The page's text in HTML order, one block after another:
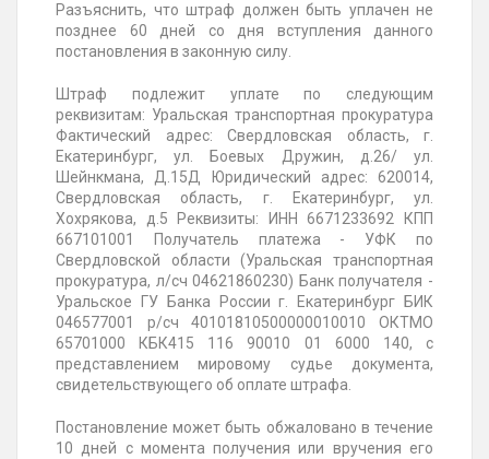
Разъяснить, что штраф должен быть уплачен не
позднее 60 дней со дня вступления данного
постановления в законную силу.
Штраф подлежит уплате по следующим
реквизитам: Уральская транспортная прокуратура
Фактический адрес: Свердловская область, г.
Екатеринбург, ул. Боевых Дружин, д.26/ ул.
Шейнкмана, Д.15Д Юридический адрес: 620014,
Свердловская область, г. Екатеринбург, ул.
Хохрякова, д.5 Реквизиты: ИНН 6671233692 КПП
667101001 Получатель платежа - УФК по
Свердловской области (Уральская транспортная
прокуратура, л/сч 04621860230) Банк получателя -
Уральское ГУ Банка России г. Екатеринбург БИК
046577001 р/сч 40101810500000010010 ОКТМО
65701000 КБК415 116 90010 01 6000 140, с
представлением мировому судье документа,
свидетельствующего об оплате штрафа.
Постановлениеможет быть обжаловано в течение
10 дней с момента получения или вручения его